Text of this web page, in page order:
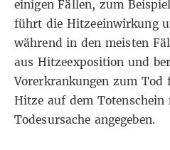
einigen Fällen, zum
führt die Hitzeeinwirkung
während in den meisten
aus Hitzeexposition und
Vorerkrankungen zum Tod
Hitze auf dem Totenschein
Todesursache angegeben.